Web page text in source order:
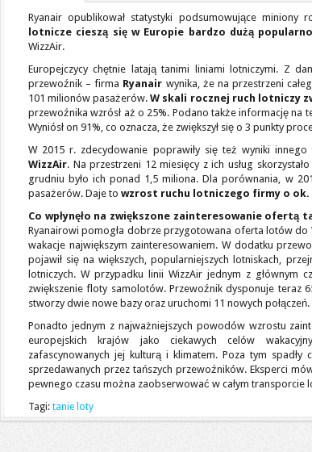
Ryanair opublikował statystyki podsumowujące miniony
lotnicze cieszą się w Europie bardzo dużą
WizzAir.
Europejczycy chętnie latają tanimi liniami lotniczymi. Z
przewoźnik – firma Ryanair wynika, że na przestrzeni
101 milionów pasażerów.W skali rocznej ruch lotniczy
przewoźnika wzrósł aż o 25%. Podano także informację na
Wyniósł on 91%, co oznacza, że zwiększył się o 3 punkty
W 2015 r. zdecydowanie poprawiły się też wyniki
WizzAir. Na przestrzeni 12 miesięcy z ich usług
grudniu było ich ponad 1,5 miliona. Dla porównania, w
pasażerów. Daje to wzrost ruchu lotniczego firmy o ok.
Co wpłynęło na zwiększone zainteresowanie ofertą
Ryanairowi pomogła dobrze przygotowana oferta lotów do
wakacje największym zainteresowaniem. W dodatku
pojawił się na większych, popularniejszych lotniskach,
lotniczych. W przypadku linii WizzAir jednym z głównym
zwiększenie floty samolotów. Przewoźnik dysponuje teraz
stworzy dwie nowe bazy oraz uruchomi 11 nowych połączeń.
Ponadto jednym z najważniejszych powodów wzrostu
europejskich krajów jako ciekawych celów
zafascynowanych jej kulturą i klimatem. Poza tym
sprzedawanych przez tańszych przewoźników. Eksperci
pewnego czasu można zaobserwować w całym transporcie
Tagi: tanie loty